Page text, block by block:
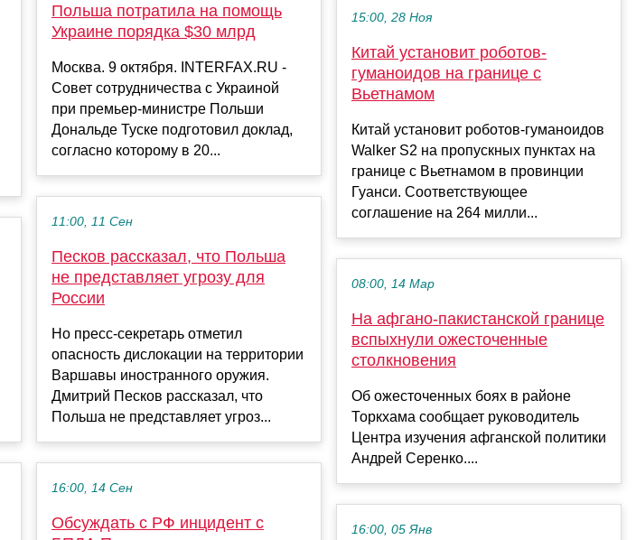
Польша потратила на помощь
Украине порядка $30 млрд
Москва. 9 октября. INTERFAX.RU -
Совет сотрудничества с Украиной
при премьер-министре Польши
Дональде Туске подготовил доклад,
согласно которому в 20...
11:00, 11 Сен
Песков рассказал, что Польша
не представляет угрозу для
России
Но пресс-секретарь отметил
опасность дислокации на территории
Варшавы иностранного оружия.
Дмитрий Песков рассказал, что
Польша не представляет угроз...
16:00, 14 Сен
Обсуждать с РФ инцидент с
15:00, 28 Ноя
Китай установит роботов-
гуманоидов на границе с
Вьетнамом
Китай установит роботов-гуманоидов
Walker S2 на пропускных пунктах на
границе с Вьетнамом в провинции
Гуанси. Соответствующее
соглашение на 264 милли...
08:00, 14 Мар
На афгано-пакистанской границе
вспыхнули ожесточенные
столкновения
Об ожесточенных боях в районе
Торкхама сообщает руководитель
Центра изучения афганской политики
Андрей Серенко....
16:00, 05 Янв